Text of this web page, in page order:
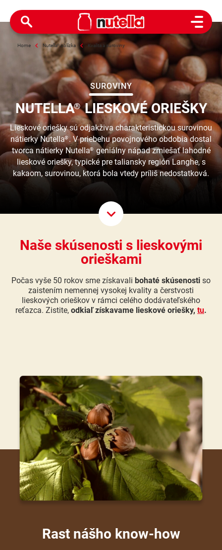
Open
Home Nutella®zblízka Kvalita a suroviny
SUROVINY
NUTELLA®LIESKOVÉ ORIEŠKY
Lieskové oriešky sú odjakživa charakteristickou surovinou
nátierky Nutella®. V priebehu povojnového obdobia dostal
tvorca nátierky Nutella®geniálny nápad zmiešať lahodné
lieskové oriešky, typické pre taliansky región Langhe, s
kakaom, surovinou, ktorá bola vtedy príliš nedostatková.
Scroll
Naše skúsenosti s lieskovými
orieškami
Počas vyše 50 rokov sme získavali bohaté skúsenosti so
zaistením nemennej vysokej kvality a čerstvosti
lieskových orieškov v rámci celého dodávateľského
reťazca. Zistite, odkiaľ získavame lieskové oriešky, tu.
Rast nášho know-how